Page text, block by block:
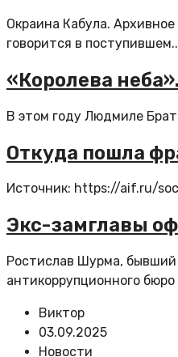
Окраина Кабула.
говорится в
«Королева
В этом году Людмиле
Откуда пошла
Источник: https://aif.ru/
Экс-замглавы
Ростислав Шурма, бывший
антикоррупционного бюро
Виктор
03.09.2025
Новости